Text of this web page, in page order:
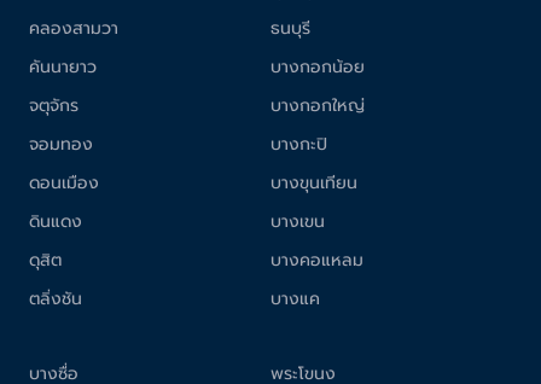
คลองสามวา
คันนายาว
จตุจักร
จอมทอง
ดอนเมือง
ดินแดง
ดุสิต
ตลิ่งชัน
ธนบุรี
บางกอกน้อย
บางกอกใหญ่
บางกะปิ
บางขุนเทียน
บางเขน
บางคอแหลม
บางแค
บางซื่อ
พระโขนง